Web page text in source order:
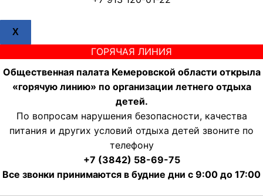
X
ГОРЯЧАЯ ЛИНИЯ
Общественная палата Кемеровской области открыла
«горячую линию» по организации летнего отдыха
детей.
По вопросам нарушения безопасности, качества
питания и других условий отдыха детей звоните по
телефону
+7 (3842) 58-69-75
Все звонки принимаются в будние дни с 9:00 до 17:00